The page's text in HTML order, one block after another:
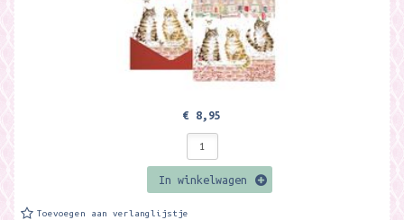
€ 8,95
In winkelwagen
Toevoegen aan verlanglijstje